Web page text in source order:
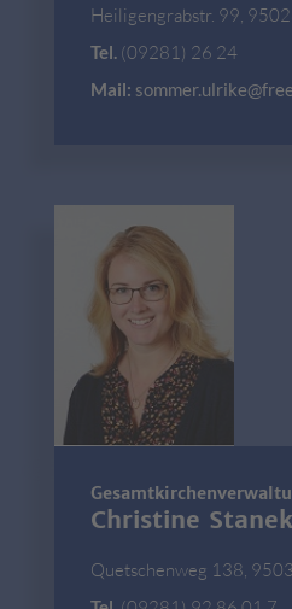
Heiligengrabstr. 99,
Tel. (09281) 26 24
Mail:
Christine Stanek
Quetschenweg 138,